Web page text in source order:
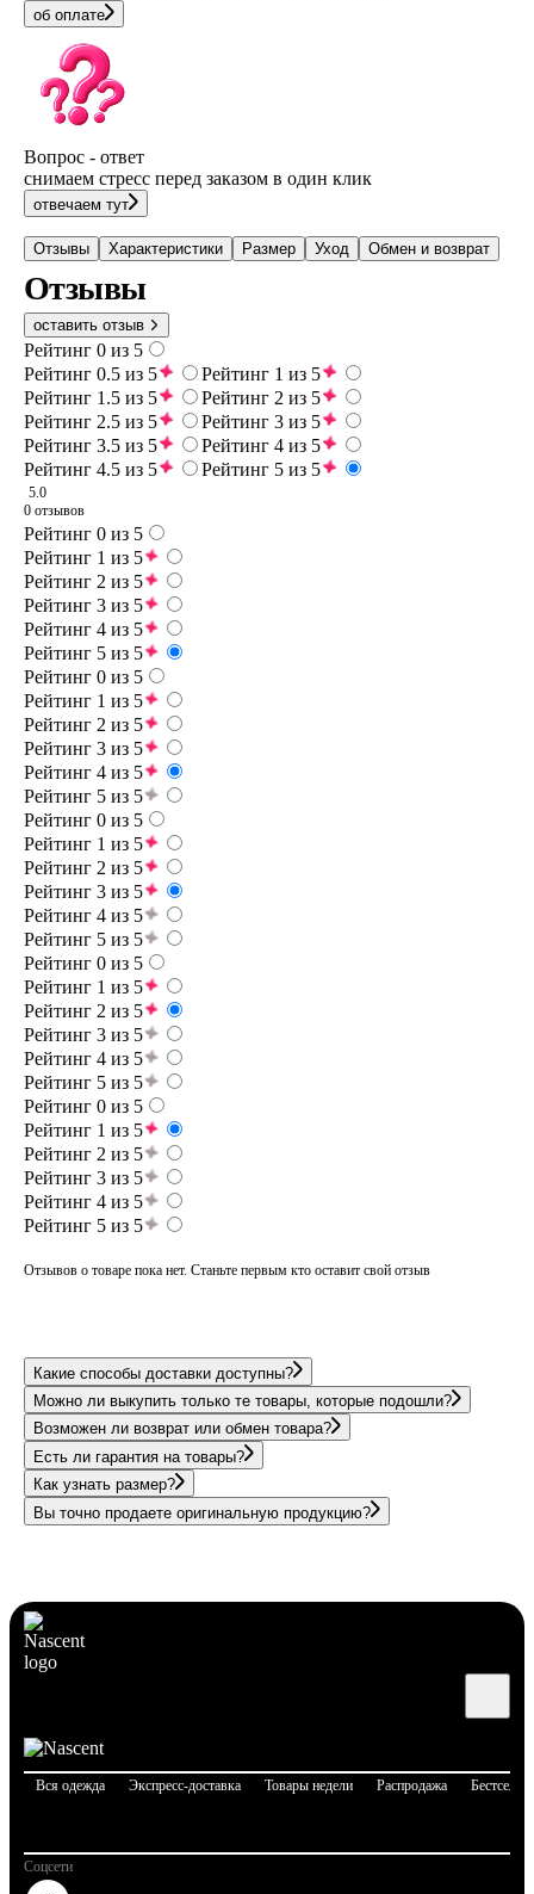
об оплате
Вопрос - ответ
снимаем стресс перед заказом в один клик
отвечаем тут
Отзывы Характеристики Размер Уход Обмен и возврат
Отзывы
оставить отзыв
Рейтинг 0 из 5
Рейтинг 0.5 из 5
Рейтинг 1 из 5
Рейтинг 1.5 из 5
Рейтинг 2 из 5
Рейтинг 2.5 из 5
Рейтинг 3 из 5
Рейтинг 3.5 из 5
Рейтинг 4 из 5
Рейтинг 4.5 из 5
Рейтинг 5 из 5
5.0
0 отзывов
Рейтинг 0 из 5
Рейтинг 1 из 5
Рейтинг 2 из 5
Рейтинг 3 из 5
Рейтинг 4 из 5
Рейтинг 5 из 5
Рейтинг 0 из 5
Рейтинг 1 из 5
Рейтинг 2 из 5
Рейтинг 3 из 5
Рейтинг 4 из 5
Рейтинг 5 из 5
Рейтинг 0 из 5
Рейтинг 1 из 5
Рейтинг 2 из 5
Рейтинг 3 из 5
Рейтинг 4 из 5
Рейтинг 5 из 5
Рейтинг 0 из 5
Рейтинг 1 из 5
Рейтинг 2 из 5
Рейтинг 3 из 5
Рейтинг 4 из 5
Рейтинг 5 из 5
Рейтинг 0 из 5
Рейтинг 1 из 5
Рейтинг 2 из 5
Рейтинг 3 из 5
Рейтинг 4 из 5
Рейтинг 5 из 5
Отзывов о товаре пока нет. Станьте первым кто оставит свой отзыв
Какие способы доставки доступны?
Можно ли выкупить только те товары, которые подошли?
Возможен ли возврат или обмен товара?
Есть ли гарантия на товары?
Как узнать размер?
Вы точно продаете оригинальную продукцию?
Вся одежда Экспресс-доставка Товары недели Распродажа
Соцсети